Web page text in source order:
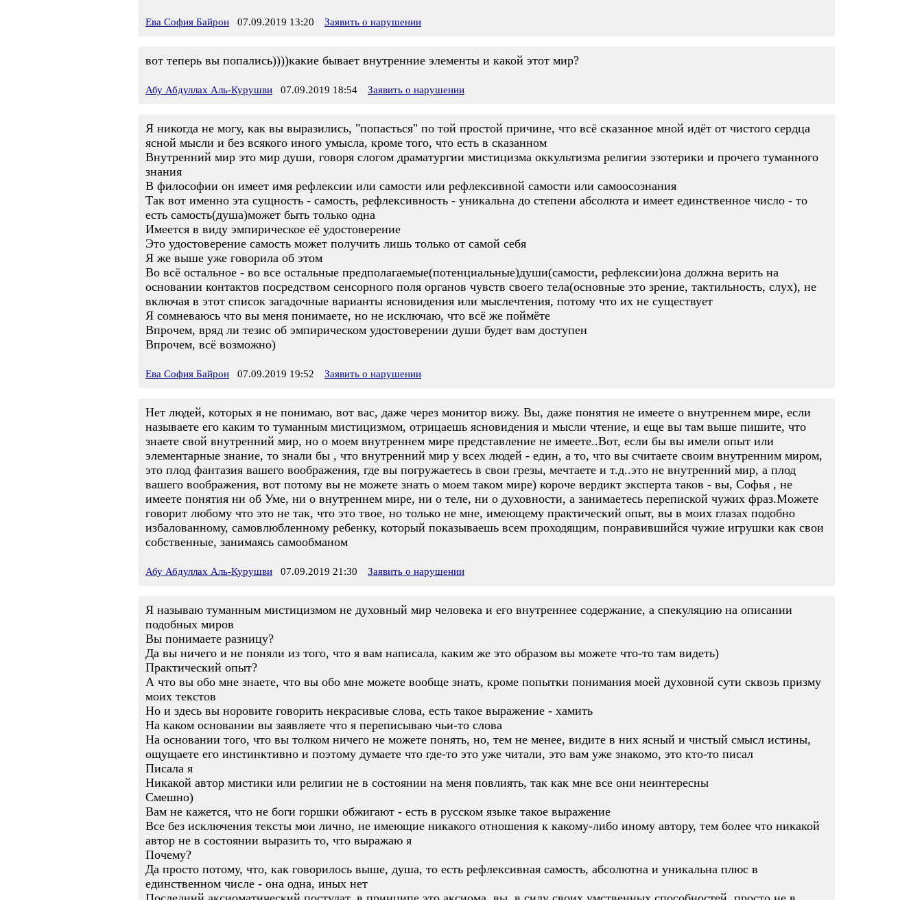
Ева София Байрон 07.09.2019 13:20 Заявить о нарушении
вот теперь вы попались))))какие бывает внутренние элементы и какой этот мир?
Абу Абдуллах Аль-Курушви 07.09.2019 18:54 Заявить о нарушении
Я никогда не могу, как вы выразились, "попасться" по той простой причине, что всё сказанное мной идёт от чистого сердца
ясной мысли и без всякого иного умысла, кроме того, что есть в сказанном
Внутренний мир это мир души, говоря слогом драматургии мистицизма оккультизма религии эзотерики и прочего туманного
знания
В философии он имеет имя рефлексии или самости или рефлексивной самости или самоосознания
Так вот именно эта сущность - самость, рефлексивность - уникальна до степени абсолюта и имеет единственное число - то
есть самость(душа)может быть только одна
Имеется в виду эмпирическое её удостоверение
Это удостоверение самость может получить лишь только от самой себя
Я же выше уже говорила об этом
Во всё остальное - во все остальные предполагаемые(потенциальные)души(самости, рефлексии)она должна верить на
основании контактов посредством сенсорного поля органов чувств своего тела(основные это зрение, тактильность, слух), не
включая в этот список загадочные варианты ясновидения или мыслечтения, потому что их не существует
Я сомневаюсь что вы меня понимаете, но не исключаю, что всё же поймёте
Впрочем, вряд ли тезис об эмпирическом удостоверении души будет вам доступен
Впрочем, всё возможно)
Ева София Байрон 07.09.2019 19:52 Заявить о нарушении
Нет людей, которых я не понимаю, вот вас, даже через монитор вижу. Вы, даже понятия не имеете о внутреннем мире, если
называете его каким то туманным мистицизмом, отрицаешь ясновидения и мысли чтение, и еще вы там выше пишите, что
знаете свой внутренний мир, но о моем внутреннем мире представление не имеете..Вот, если бы вы имели опыт или
элементарные знание, то знали бы , что внутренний мир у всех людей - един, а то, что вы считаете своим внутренним миром,
это плод фантазия вашего воображения, где вы погружаетесь в свои грезы, мечтаете и т.д..это не внутренний мир, а плод
вашего воображения, вот потому вы не можете знать о моем таком мире) короче вердикт эксперта таков - вы, Софья , не
имеете понятия ни об Уме, ни о внутреннем мире, ни о теле, ни о духовности, а занимаетесь перепиской чужих фраз.Можете
говорит любому что это не так, что это твое, но только не мне, имеющему практический опыт, вы в моих глазах подобно
избалованному, самовлюбленному ребенку, который показываешь всем проходящим, понравившийся чужие игрушки как свои
собственные, занимаясь самообманом
Абу Абдуллах Аль-Курушви 07.09.2019 21:30 Заявить о нарушении
Я называю туманным мистицизмом не духовный мир человека и его внутреннее содержание, а спекуляцию на описании
подобных миров
Вы понимаете разницу?
Да вы ничего и не поняли из того, что я вам написала, каким же это образом вы можете что-то там видеть)
Практический опыт?
А что вы обо мне знаете, что вы обо мне можете вообще знать, кроме попытки понимания моей духовной сути сквозь призму
моих текстов
Но и здесь вы норовите говорить некрасивые слова, есть такое выражение - хамить
На каком основании вы заявляете что я переписываю чьи-то слова
На основании того, что вы толком ничего не можете понять, но, тем не менее, видите в них ясный и чистый смысл истины,
ощущаете его инстинктивно и поэтому думаете что где-то это уже читали, это вам уже знакомо, это кто-то писал
Писала я
Никакой автор мистики или религии не в состоянии на меня повлиять, так как мне все они неинтересны
Смешно)
Вам не кажется, что не боги горшки обжигают - есть в русском языке такое выражение
Все без исключения тексты мои лично, не имеющие никакого отношения к какому-либо иному автору, тем более что никакой
автор не в состоянии выразить то, что выражаю я
Почему?
Да просто потому, что, как говорилось выше, душа, то есть рефлексивная самость, абсолютна и уникальна плюс в
единственном числе - она одна, иных нет